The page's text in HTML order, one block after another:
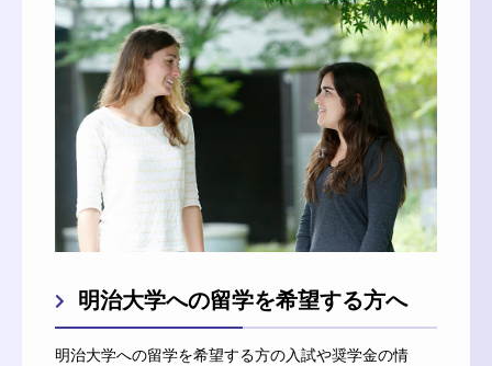
明治大学への留学を希望する方へ
明治大学への留学を希望する方の入試や奨学金の情